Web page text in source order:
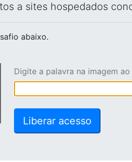
a sites hospedados
abaixo.
Digite a palavra na imagem